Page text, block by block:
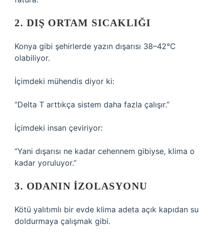
2. DIŞ ORTAM SICAKLIĞI
Konya gibi şehirlerde yazın dışarısı 38–42°C
olabiliyor.
İçimdeki mühendis diyor ki:
“Delta T arttıkça sistem daha fazla çalışır.”
İçimdeki insan çeviriyor:
“Yani dışarısı ne kadar cehennem gibiyse, klima o
kadar yoruluyor.”
3. ODANIN IZOLASYONU
Kötü yalıtımlı bir evde klima adeta açık kapıdan su
doldurmaya çalışmak gibi.